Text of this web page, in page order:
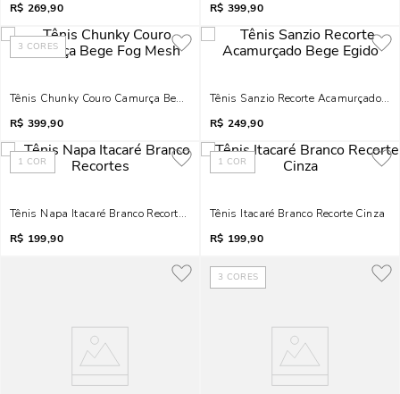
R$ 269,90
R$ 399,90
3 CORES
Tênis Chunky Couro Camurça Bege Fog Mesh
R$ 399,90
Tênis Sanzio Recorte Acamurçado
R$ 249,90
1 COR
Tênis Napa Itacaré Branco Recortes
R$ 199,90
1 COR
Tênis Itacaré Branco Recorte Cinza
R$ 199,90
3 CORES